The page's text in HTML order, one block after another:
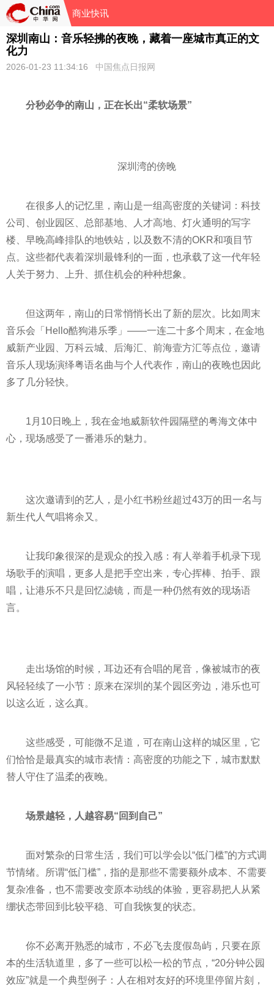
商业快讯
深圳南山：音乐轻拂的夜晚，藏着一座城市真正的文
化力
2026-01-23 11:34:16 中国焦点日报网
分秒必争的南山，正在长出“柔软场景”
深圳湾的傍晚
在很多人的记忆里，南山是一组高密度的关键词：科技
公司、创业园区、总部基地、人才高地、灯火通明的写字
楼、早晚高峰排队的地铁站，以及数不清的OKR和项目节
点。这些都代表着深圳最锋利的一面，也承载了这一代年轻
人关于努力、上升、抓住机会的种种想象。
但这两年，南山的日常悄悄长出了新的层次。比如周末
音乐会「Hello酷狗港乐季」——一连二十多个周末，在金地
威新产业园、万科云城、后海汇、前海壹方汇等点位，邀请
音乐人现场演绎粤语名曲与个人代表作，南山的夜晚也因此
多了几分轻快。
1月10日晚上，我在金地威新软件园隔壁的粤海文体中
心，现场感受了一番港乐的魅力。
这次邀请到的艺人，是小红书粉丝超过43万的田一名与
新生代人气唱将余又。
让我印象很深的是观众的投入感：有人举着手机录下现
场歌手的演唱，更多人是把手空出来，专心挥棒、拍手、跟
唱，让港乐不只是回忆滤镜，而是一种仍然有效的现场语
言。
走出场馆的时候，耳边还有合唱的尾音，像被城市的夜
风轻轻续了一小节：原来在深圳的某个园区旁边，港乐也可
以这么近，这么真。
这些感受，可能微不足道，可在南山这样的城区里，它
们恰恰是最真实的城市表情：高密度的功能之下，城市默默
替人守住了温柔的夜晚。
场景越轻，人越容易“回到自己”
面对繁杂的日常生活，我们可以学会以“低门槛”的方式调
节情绪。所谓“低门槛”，指的是那些不需要额外成本、不需要
复杂准备，也不需要改变原本动线的体验，更容易把人从紧
绷状态带回到比较平稳、可自我恢复的状态。
你不必离开熟悉的城市，不必飞去度假岛屿，只要在原
本的生活轨道里，多了一些可以松一松的节点，“20分钟公园
效应”就是一个典型例子：人在相对友好的环境里停留片刻，